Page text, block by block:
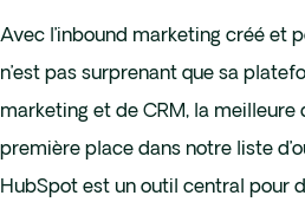
Avec l’inbound marketing créé et
n’est pas surprenant que sa
marketing et de CRM, la
première place dans notre liste
HubSpot est un outil central pour